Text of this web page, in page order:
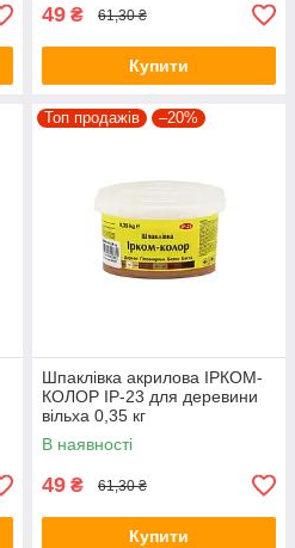
49 ₴ 61,30 ₴
Купити
Топ продажів –20%
Шпаклівка акрилова ІРКОМ-
КОЛОР IP-23 для деревини
вільха 0,35 кг
В наявності
49 ₴ 61,30 ₴
Купити